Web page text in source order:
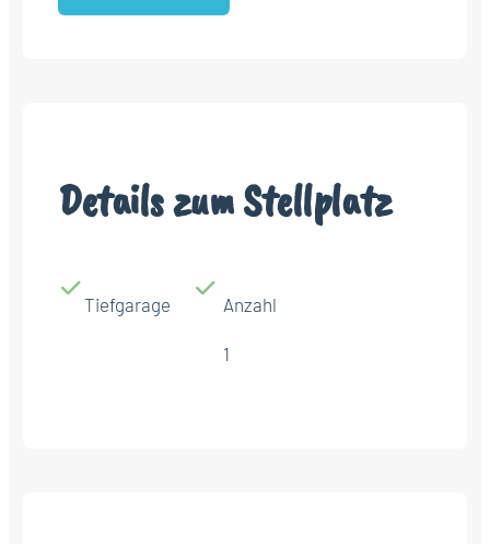
Details zum Stellplatz
Tiefgarage Anzahl
1